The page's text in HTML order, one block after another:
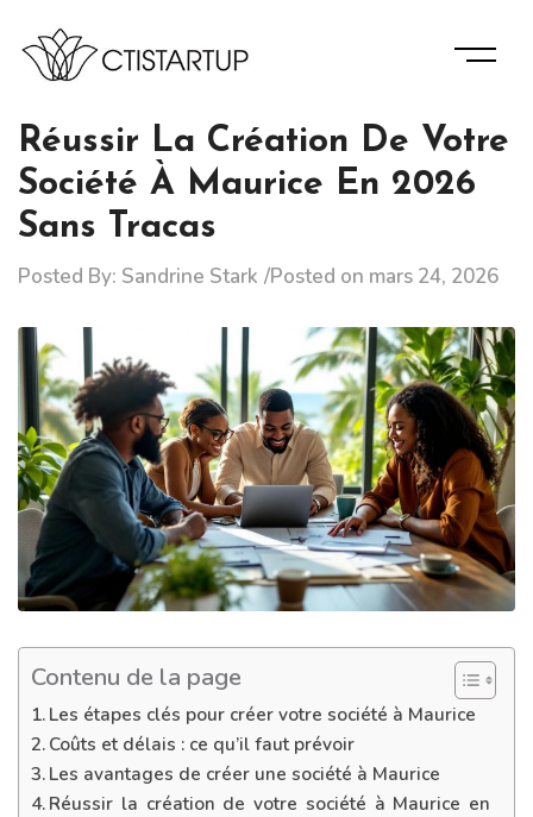
content
Réussir La Création De Votre
Société À Maurice En 2026
Sans Tracas
Posted By: Sandrine Stark Posted on mars 24, 2026
Contenu de la page
Les étapes clés pour créer votre société à Maurice
Coûts et délais : ce qu’il faut prévoir
Les avantages de créer une société à Maurice
Réussir la création de votre société à Maurice en